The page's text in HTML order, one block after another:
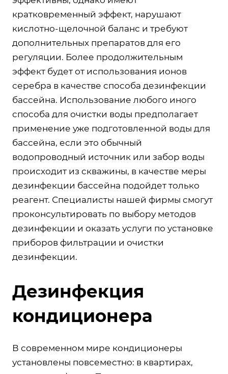
кратковременный эффект, нарушают
кислотно-щелочной баланс и требуют
дополнительных препаратов для его
регуляции. Более продолжительным
эффект будет от использования ионов
серебра в качестве способа дезинфекции
бассейна. Использование любого иного
способа для очистки воды предполагает
применение уже подготовленной воды для
бассейна, если это обычный
водопроводный источник или забор воды
происходит из скважины, в качестве меры
дезинфекции бассейна подойдет только
реагент. Специалисты нашей фирмы смогут
проконсультировать по выбору методов
дезинфекции и оказать услуги по установке
приборов фильтрации и очистки
дезинфекции.
Дезинфекция
кондиционера
В современном мире кондиционеры
установлены повсеместно: в квартирах,